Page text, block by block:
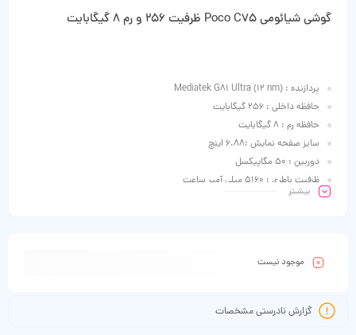
گوشی شیائومی Poco C75 ظرفیت 256 و رم 8 گیگابایت
پردازنده : Mediatek G81 Ultra (12 nm)
حافظه داخلی : 256 گیگابایت
حافظه رم : 8 گیگابایت
سایز صفحه نمایش :6.88 اینچ
دوربین : 50 مگاپیکسل
ظرفیت باطری : 5160 میلی آمپر ساعت
بیشـتر
موجود نیست
گزارش نادرستی مشخصات